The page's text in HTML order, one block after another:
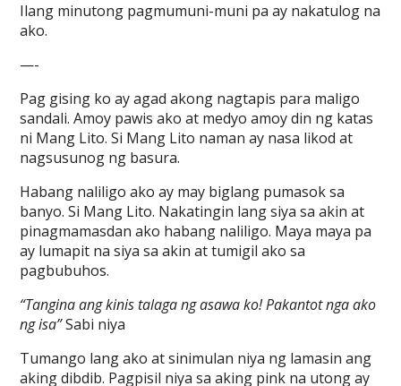
Ilang minutong pagmumuni-muni pa ay nakatulog na
ako.
—-
Pag gising ko ay agad akong nagtapis para maligo
sandali. Amoy pawis ako at medyo amoy din ng katas
ni Mang Lito. Si Mang Lito naman ay nasa likod at
nagsusunog ng basura.
Habang naliligo ako ay may biglang pumasok sa
banyo. Si Mang Lito. Nakatingin lang siya sa akin at
pinagmamasdan ako habang naliligo. Maya maya pa
ay lumapit na siya sa akin at tumigil ako sa
pagbubuhos.
“Tangina ang kinis talaga ng asawa ko! Pakantot nga ako
ng isa”Sabi niya
Tumango lang ako at sinimulan niya ng lamasin ang
aking dibdib. Pagpisil niya sa aking pink na utong ay